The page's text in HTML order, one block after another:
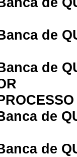
de
de
de
de